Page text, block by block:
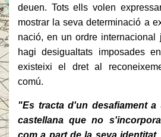
deuen. Tots ells volen
mostrar la seva determinació a
nació, en un ordre internacional
hagi desigualtats imposades
existeixi el dret al
comú.
"Es tracta d'un desafiament a
castellana que no
com a part de la seva